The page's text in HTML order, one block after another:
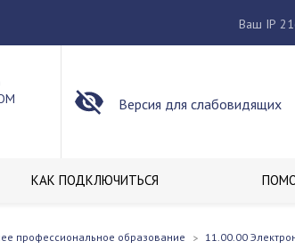
Ваш IP
Версия для слабовидящих
КАК ПОДКЛЮЧИТЬСЯ
профессиональное образование 11.00.00